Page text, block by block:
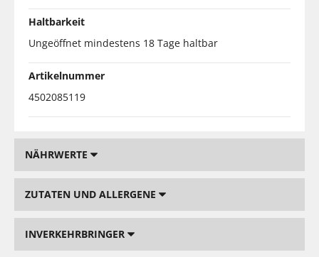
Haltbarkeit
Ungeöffnet mindestens 18 Tage haltbar
Artikelnummer
4502085119
NÄHRWERTE
ZUTATEN UND ALLERGENE
INVERKEHRBRINGER